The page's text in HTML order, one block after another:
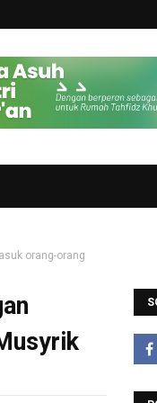
orang-orang